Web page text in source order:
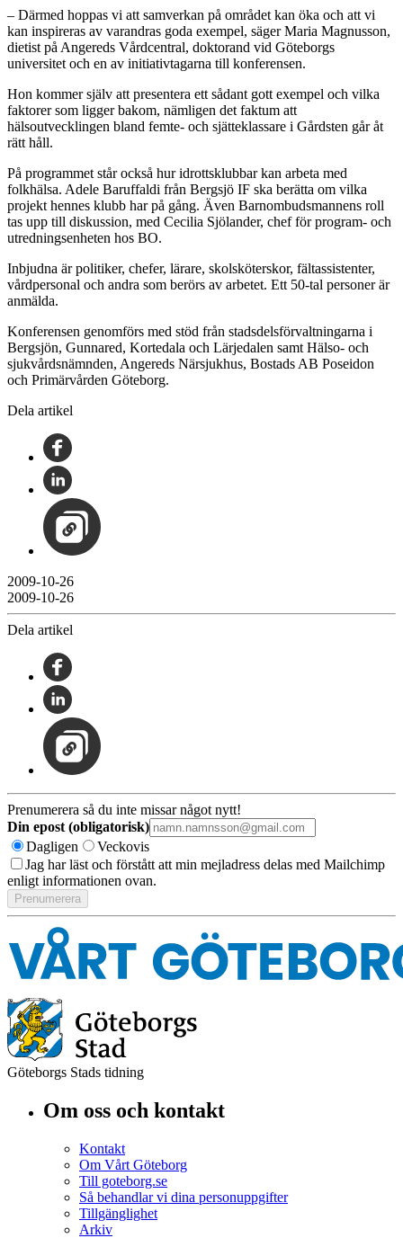
– Därmed hoppas vi att samverkan på området kan öka och att vi
kan inspireras av varandras goda exempel, säger Maria Magnusson,
dietist på Angereds Vårdcentral, doktorand vid Göteborgs
universitet och en av initiativtagarna till konferensen.
Hon kommer själv att presentera ett sådant gott exempel och vilka
faktorer som ligger bakom, nämligen det faktum att
hälsoutvecklingen bland femte- och sjätteklassare i Gårdsten går åt
rätt håll.
På programmet står också hur idrottsklubbar kan arbeta med
folkhälsa. Adele Baruffaldi från Bergsjö IF ska berätta om vilka
projekt hennes klubb har på gång. Även Barnombudsmannens roll
tas upp till diskussion, med Cecilia Sjölander, chef för program- och
utredningsenheten hos BO.
Inbjudna är politiker, chefer, lärare, skolsköterskor, fältassistenter,
vårdpersonal och andra som berörs av arbetet. Ett 50-tal personer är
anmälda.
Konferensen genomförs med stöd från stadsdelsförvaltningarna i
Bergsjön, Gunnared, Kortedala och Lärjedalen samt Hälso- och
sjukvårdsnämnden, Angereds Närsjukhus, Bostads AB Poseidon
och Primärvården Göteborg.
Dela artikel
2009-10-26
2009-10-26
Dela artikel
Prenumerera så du inte missar något nytt!
Din epost (obligatorisk)
Dagligen
Veckovis
Jag har läst och förstått att min mejladress delas med Mailchimp
enligt informationen ovan.
Göteborgs Stads tidning
Om oss och kontakt
Kontakt
Om Vårt Göteborg
Till goteborg.se
Så behandlar vi dina personuppgifter
Tillgänglighet
Arkiv